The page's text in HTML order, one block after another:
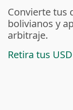
Convierte tus
bolivianos y
arbitraje.
Retira tus